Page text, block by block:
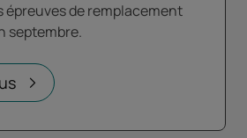
épreuves de remplacement
septembre.